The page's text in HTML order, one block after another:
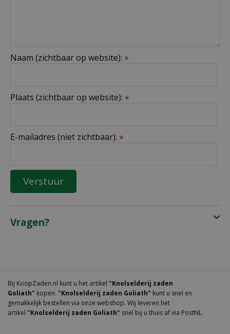
Naam (zichtbaar op website): *
Plaats (zichtbaar op website): *
E-mailadres (niet zichtbaar): *
Vragen?
Bij KoopZaden.nl kunt u het artikel "Knolselderij zaden
Goliath" kopen. "Knolselderij zaden Goliath" kunt u snel en
gemakkelijk bestellen via onze webshop. Wij leveren het
artikel "Knolselderij zaden Goliath" snel bij u thuis af via PostNL.